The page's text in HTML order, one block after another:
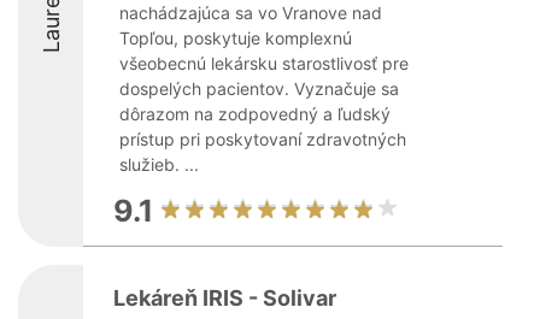
nachádzajúca sa vo Vranove nad
Topľou, poskytuje komplexnú
všeobecnú lekársku starostlivosť pre
dospelých pacientov. Vyznačuje sa
dôrazom na zodpovedný a ľudský
prístup pri poskytovaní zdravotných
služieb. ...
9.1
Lekáreň IRIS - Solivar